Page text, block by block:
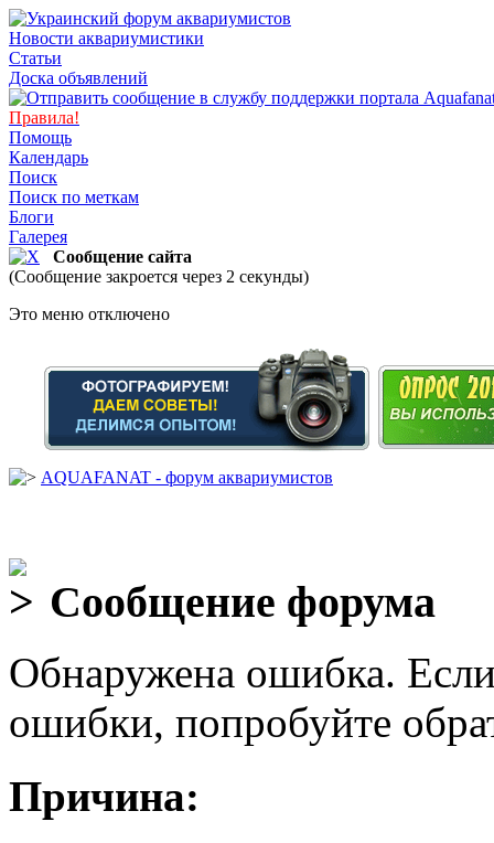
Новости аквариумистики
Статьи
Доска объявлений
Правила!
Помощь
Календарь
Поиск
Поиск по меткам
Блоги
Галерея
Сообщение сайта
(Сообщение закроется через 2 секунды)
Это меню отключено
AQUAFANAT - форум аквариумистов
Сообщение форума
Обнаружена ошибка.
ошибки, попробуйте
Причина: